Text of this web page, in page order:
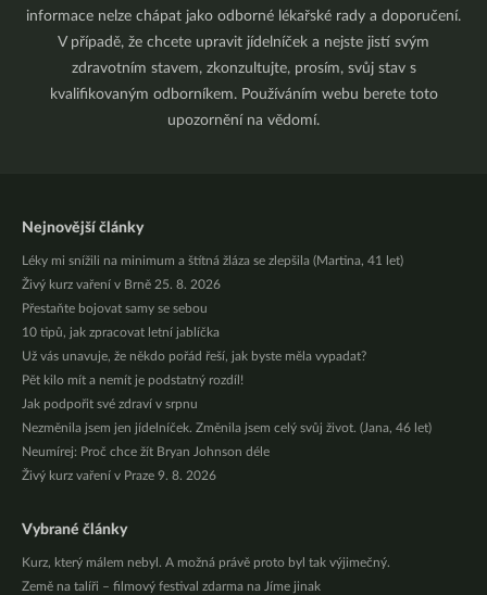
informace nelze chápat jako odborné lékařské rady a doporučení.
V případě, že chcete upravit jídelníček a nejste jistí svým
zdravotním stavem, zkonzultujte, prosím, svůj stav s
kvalifikovaným odborníkem. Používáním webu berete toto
upozornění na vědomí.
Nejnovější články
Léky mi snížili na minimum a štítná žláza se zlepšila (Martina, 41 let)
Živý kurz vaření v Brně 25. 8. 2026
Přestaňte bojovat samy se sebou
10 tipů, jak zpracovat letní jablíčka
Už vás unavuje, že někdo pořád řeší, jak byste měla vypadat?
Pět kilo mít a nemít je podstatný rozdíl!
Jak podpořit své zdraví v srpnu
Nezměnila jsem jen jídelníček. Změnila jsem celý svůj život. (Jana, 46 let)
Neumírej: Proč chce žít Bryan Johnson déle
Živý kurz vaření v Praze 9. 8. 2026
Vybrané články
Kurz, který málem nebyl. A možná právě proto byl tak výjimečný.
Země na talíři – filmový festival zdarma na Jíme jinak